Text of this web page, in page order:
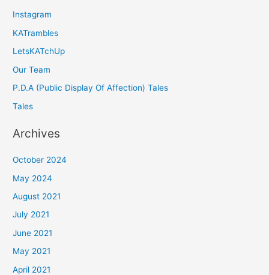
Instagram
KATrambles
LetsKATchUp
Our Team
P.D.A (Public Display Of Affection) Tales
Tales
Archives
October 2024
May 2024
August 2021
July 2021
June 2021
May 2021
April 2021